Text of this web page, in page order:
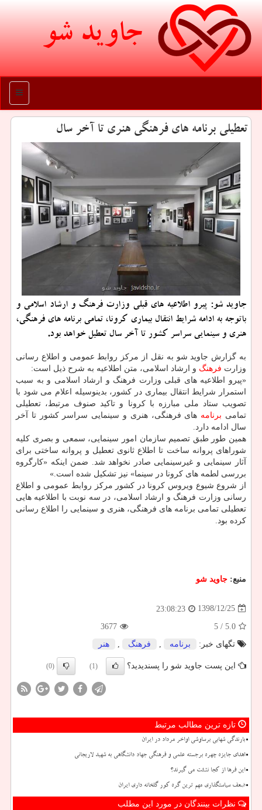
جاوید شو
منو
تعطیلی برنامه های فرهنگی هنری تا آخر سال
جاوید شو: پیرو اطلاعیه های قبلی وزارت فرهنگ و ارشاد اسلامی و
باتوجه به ادامه شرایط انتقال بیماری كرونا، تمامی برنامه های فرهنگی،
هنری و سینمایی سراسر كشور تا آخر سال تعطیل خواهد بود.
به گزارش جاوید شو به نقل از مركز روابط عمومی و اطلاع رسانی
وزارت فرهنگ و ارشاد اسلامی، متن اطلاعیه به شرح ذیل است:
«پیرو اطلاعیه های قبلی وزارت فرهنگ و ارشاد اسلامی و به سبب
استمرار شرایط انتقال بیماری در كشور، بدینوسیله اعلام می شود با
تصویب ستاد ملی مبارزه با كرونا و تاكید صنوف مرتبط، تعطیلی
تمامی برنامه های فرهنگی، هنری و سینمایی سراسر كشور تا آخر
سال ادامه دارد.
همین طور طبق تصمیم سازمان امور سینمایی، سمعی و بصری كلیه
شوراهای پروانه ساخت تا اطلاع ثانوی تعطیل و پروانه ساختی برای
آثار سینمایی و غیرسینمایی صادر نخواهد شد. ضمن اینكه «كارگروه
بررسی لطمه های كرونا در سینما» نیز تشكیل شده است.»
از شروع شیوع ویروس كرونا در كشور مركز روابط عمومی و اطلاع
رسانی وزارت فرهنگ و ارشاد اسلامی، در سه نوبت با اطلاعیه هایی
تعطیلی تمامی برنامه های فرهنگی، هنری و سینمایی را اطلاع رسانی
كرده بود.
منبع: جاوید شو
1398/12/25
23:08:23
5.0
/ 5
3677
تگهای خبر:
برنامه فرهنگ هنر
این پست جاوید شو را پسندیدید؟ (1)
(0)
تازه ترین مطالب مرتبط
بارندگی شهابی برساوشی اواخر مرداد در ایران
اهدای جایزه چهره برجسته علمی و فرهنگی جهاد دانشگاهی به شهید لاریجانی
این فرها از کجا نشئت می گیرند؟
ضعف سیاستگذاری مهم ترین گره کور گلخانه داری ایران
نظرات بینندگان در مورد این مطلب